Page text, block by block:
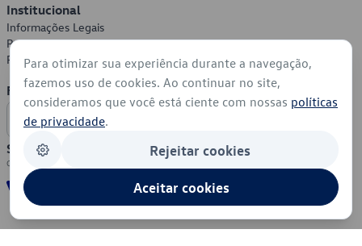
Institucional
Informações Legais
Política de Privacidade
Política de Cookies
Formas de Pagamento
Segurança
Para otimizar sua experiência durante a navegação,
fazemos uso de cookies. Ao continuar no site,
consideramos que você está ciente com nossas políticas
de privacidade.
Rejeitar cookies
Aceitar cookies